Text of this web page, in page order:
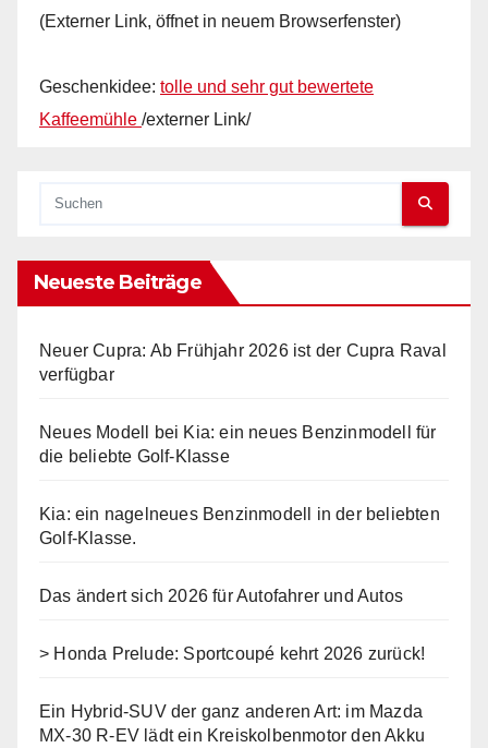
(Externer Link, öffnet in neuem Browserfenster)
Geschenkidee: tolle und sehr gut bewertete
Kaffeemühle /externer Link/
Neueste Beiträge
Neuer Cupra: Ab Frühjahr 2026 ist der Cupra Raval
verfügbar
Neues Modell bei Kia: ein neues Benzinmodell für
die beliebte Golf-Klasse
Kia: ein nagelneues Benzinmodell in der beliebten
Golf-Klasse.
Das ändert sich 2026 für Autofahrer und Autos
> Honda Prelude: Sportcoupé kehrt 2026 zurück!
Ein Hybrid-SUV der ganz anderen Art: im Mazda
MX-30 R-EV lädt ein Kreiskolbenmotor den Akku